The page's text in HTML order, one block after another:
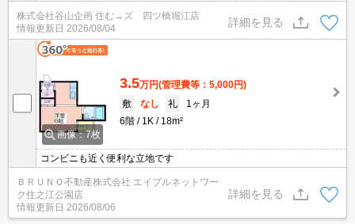
株式会社谷山企画 住む→ズ 四ツ橋堀江店
情報更新日 2026/08/04
詳細を見る
画像：7枚
3.5万円(管理費等：5,000円)
敷
なし 礼
1ヶ月
6階
1K 18m²
コンビニも近く便利な立地です
ＢＲＵＮＯ不動産株式会社 エイブルネットワー
ク住之江公園店
情報更新日 2026/08/06
詳細を見る